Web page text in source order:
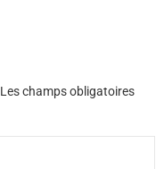
Les champs obligatoires